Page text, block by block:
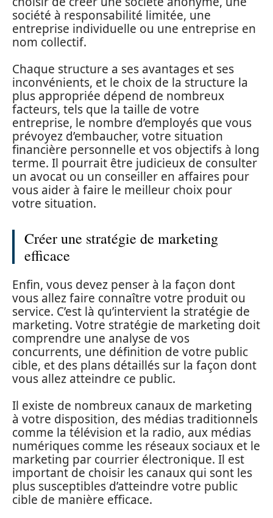
société à responsabilité limitée, une
entreprise individuelle ou une entreprise en
nom collectif.
Chaque structure a ses avantages et ses
inconvénients, et le choix de la structure la
plus appropriée dépend de nombreux
facteurs, tels que la taille de votre
entreprise, le nombre d’employés que vous
prévoyez d’embaucher, votre situation
financière personnelle et vos objectifs à long
terme. Il pourrait être judicieux de consulter
un avocat ou un conseiller en affaires pour
vous aider à faire le meilleur choix pour
votre situation.
Créer une stratégie de marketing
efficace
Enfin, vous devez penser à la façon dont
vous allez faire connaître votre produit ou
service. C’est là qu’intervient la stratégie de
marketing. Votre stratégie de marketing doit
comprendre une analyse de vos
concurrents, une définition de votre public
cible, et des plans détaillés sur la façon dont
vous allez atteindre ce public.
Il existe de nombreux canaux de marketing
à votre disposition, des médias traditionnels
comme la télévision et la radio, aux médias
numériques comme les réseaux sociaux et le
marketing par courrier électronique. Il est
important de choisir les canaux qui sont les
plus susceptibles d’atteindre votre public
cible de manière efficace.